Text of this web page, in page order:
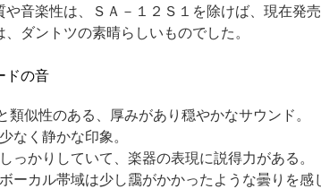
や音楽性は、ＳＡ－１２Ｓ１を除けば、現在発
ダントツの素晴らしいものでした。
ドの音
類似性のある、厚みがあり穏やかなサウンド。
なく静かな印象。
っかりしていて、楽器の表現に説得力がある。
ーカル帯域は少し靄がかかったような曇りを感